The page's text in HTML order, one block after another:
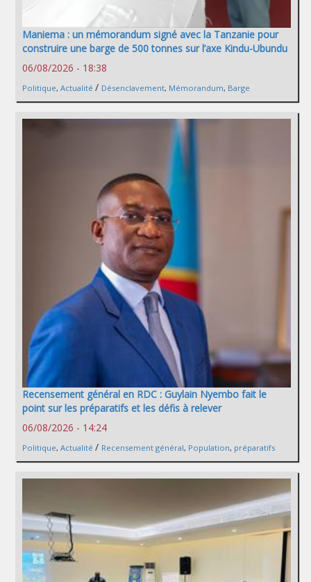
Maniema : un mémorandum signé avec la Tanzanie pour
construire une barge de 500 tonnes sur l’axe Kindu-Ubundu
06/08/2026 - 18:38
Politique, Actualité / Désenclavement, Mémorandum, Barge
Recensement général en RDC : Guylain Nyembo fait le
point sur les préparatifs et les défis à relever
06/08/2026 - 14:24
Politique, Actualité / Recensement général, Population, préparatifs